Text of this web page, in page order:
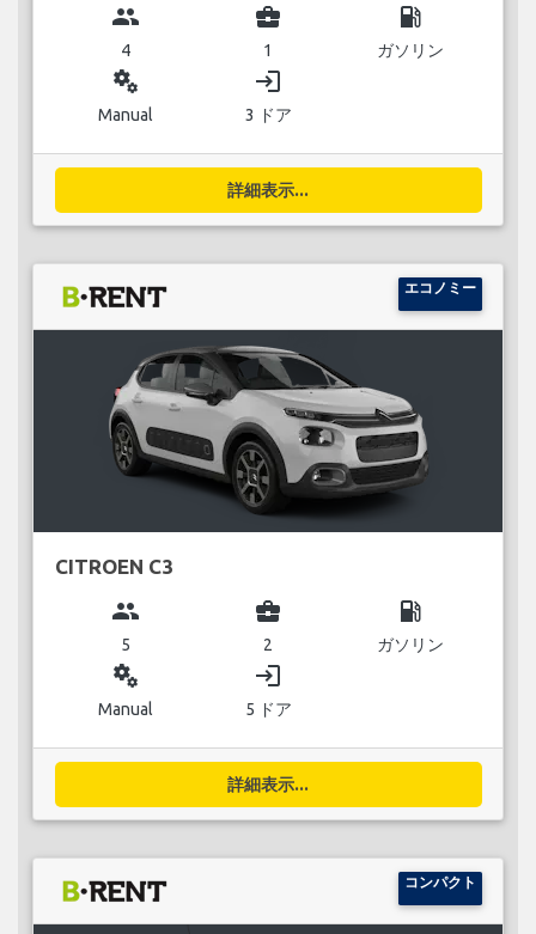
group
4
business_center
1
local_gas_station
ガソリン
miscellaneous_services
Manual
login
3 ドア
詳細表示...
エコノミー
CITROEN C3
group
5
business_center
2
local_gas_station
ガソリン
miscellaneous_services
Manual
login
5 ドア
詳細表示...
コンパクト